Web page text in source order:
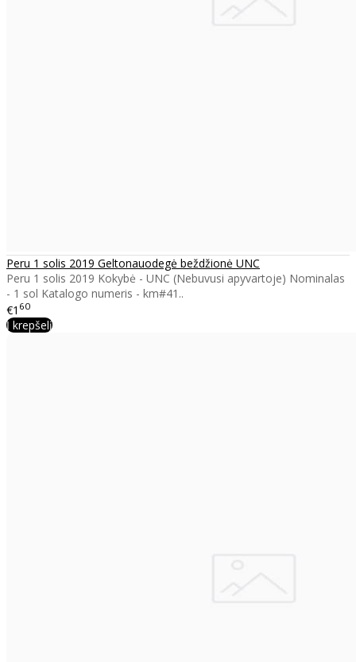
Peru 1 solis 2019 Geltonauodegė beždžionė UNC
Peru 1 solis 2019 Kokybė - UNC (Nebuvusi apyvartoje) Nominalas
- 1 sol Katalogo numeris - km#41..
€1 60
Į krepšelį